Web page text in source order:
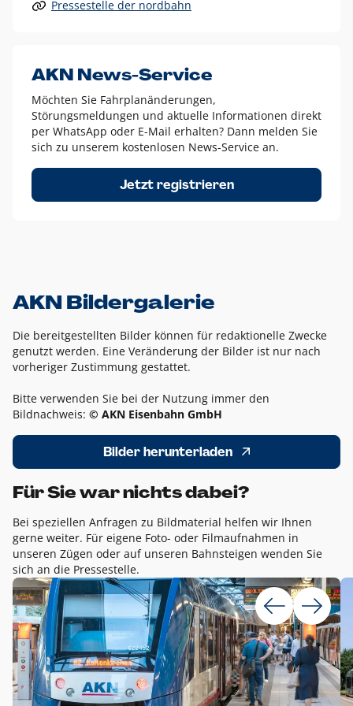
Alle anderen Logo-Varianten dürfen nur in Ausnahmefällen
Diese Ausnahmen sind zum Beispiel:
dem AKN Blau,
weißes Logo auf Fotohintergründen,
schwarzes Logo für reine Schwarz-Weiß-Umsetzungen
Um das Logo herum muss ein Schutzraum von jeweils einer
Höhe bzw. Breite des N aus AKN in alle Richtungen
Pressestelle der nordbahn
AKN News-Service
Möchten Sie Fahrplanänderungen,
Störungsmeldungen und aktuelle Informationen direkt
per WhatsApp oder E-Mail erhalten? Dann melden Sie
sich zu unserem kostenlosen News-Service an.
Jetzt registrieren
AKN Bildergalerie
Die bereitgestellten Bilder können für redaktionelle Zwecke
genutzt werden. Eine Veränderung der Bilder ist nur nach
vorheriger Zustimmung gestattet.
Bitte verwenden Sie bei der Nutzung immer den
Bildnachweis: © AKN Eisenbahn GmbH
Bilder herunterladen
Für Sie war nichts dabei?
Bei speziellen Anfragen zu Bildmaterial helfen wir Ihnen
gerne weiter. Für eigene Foto- oder Filmaufnahmen in
unseren Zügen oder auf unseren Bahnsteigen wenden Sie
sich an die Pressestelle.